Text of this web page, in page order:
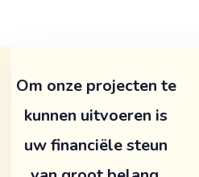
Om onze projecten te
kunnen uitvoeren is
uw financiële steun